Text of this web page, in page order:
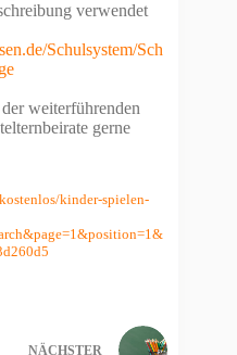
verwendet
Schulsystem/Sch
weiterführenden
gerne
kinder-spielen-
NÄCHSTER